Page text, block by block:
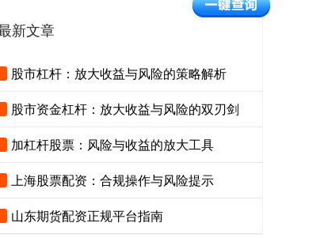
新文章
股市杠杆：放大收益与风险的策略解析
股市资金杠杆：放大收益与风险的双刃剑
加杠杆股票：风险与收益的放大工具
上海股票配资：合规操作与风险提示
山东期货配资正规平台指南